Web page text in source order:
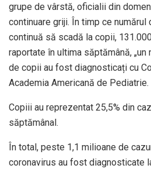
grupe de vârstă, oficialii din
continuare griji. În timp ce
continuă să scadă la copii,
raportate în ultima săptămână, „un
de copii au fost diagnosticați cu
Academia Americană de Pediatrie.
Copiii au reprezentat 25,5% din
săptămânal.
În total, peste 1,1 milioane de
coronavirus au fost diagnosticate